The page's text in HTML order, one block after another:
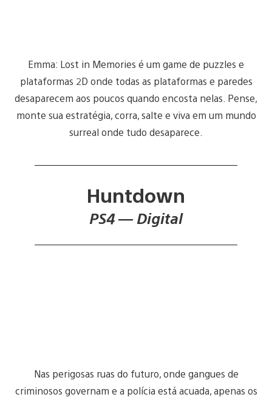
Emma: Lost in Memories é um game de puzzles e
plataformas 2D onde todas as plataformas e paredes
desaparecem aos poucos quando encosta nelas. Pense,
monte sua estratégia, corra, salte e viva em um mundo
surreal onde tudo desaparece.
Huntdown
PS4 — Digital
Nas perigosas ruas do futuro, onde gangues de
criminosos governam e a polícia está acuada, apenas os